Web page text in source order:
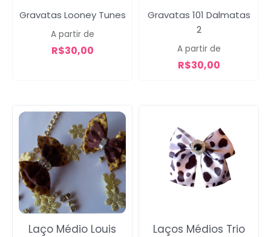
Gravatas Looney Tunes
A partir de
R$30,00
Gravatas 101 Dalmatas
2
A partir de
R$30,00
Laço Médio Louis
Laços Médios Trio